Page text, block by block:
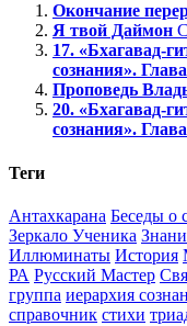
Окончание
Я твой Даймон
17. «Бхагавад-
сознания». Глава
Проповедь
20. «Бхагавад-
сознания».
Теги
Антахкарана Беседы о
Зеркало Ученика
Иллюминаты История
РА Русский Мастер
группа иерархия
справочник стихи